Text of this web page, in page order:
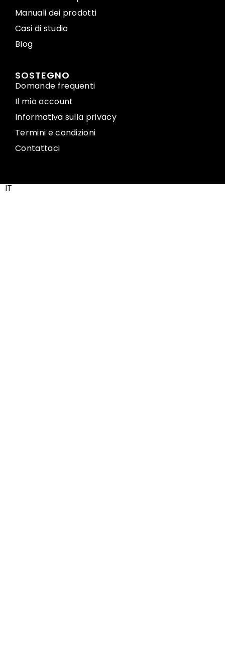
Manuali dei prodotti
Casi di studio
Blog
SOSTEGNO
Domande frequenti
Il mio account
Informativa sulla privacy
Termini e condizioni
Contattaci
IT